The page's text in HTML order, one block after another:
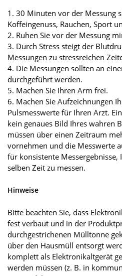
1. 30 Minuten vor der Messung
Koffeingenuss, Rauchen, Sport
2. Ruhen Sie vor der Messung
3. Durch Stress steigt der
Messungen zu stressreichen
4. Die Messungen sollten an
durchgeführt werden.
5. Machen Sie Ihren Arm frei.
6. Machen Sie Aufzeichnungen
Pulsmesswerte für Ihren Arzt.
kein genaues Bild Ihres wahren
müssen über einen Zeitraum
vornehmen und die Messwerte
für konsistente
selben Zeit zu messen.
Hinweise
Bitte beachten Sie, dass
fest verbaut und in der
durchgestrichenen Mülltonne
über den Hausmüll entsorgt
komplett als Elektronikaltgerät
werden müssen (z. B. in